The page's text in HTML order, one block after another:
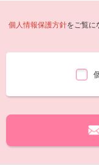
個人情報保護方針をご覧に